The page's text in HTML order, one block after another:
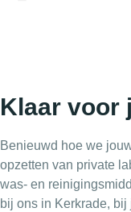
Klaar voor
Benieuwd hoe we
opzetten van private
was- en
bij ons in Kerkrade, bij